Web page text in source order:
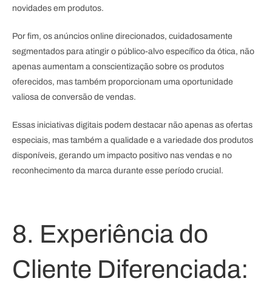
novidades em produtos.
Por fim, os anúncios online direcionados, cuidadosamente
segmentados para atingir o público-alvo específico da ótica, não
apenas aumentam a conscientização sobre os produtos
oferecidos, mas também proporcionam uma oportunidade
valiosa de conversão de vendas.
Essas iniciativas digitais podem destacar não apenas as ofertas
especiais, mas também a qualidade e a variedade dos produtos
disponíveis, gerando um impacto positivo nas vendas e no
reconhecimento da marca durante esse período crucial.
8. Experiência do
Cliente Diferenciada: